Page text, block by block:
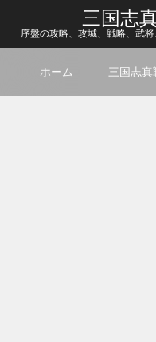
三国志
序盤の攻略、攻城、戦略、武
ホーム 三国志真